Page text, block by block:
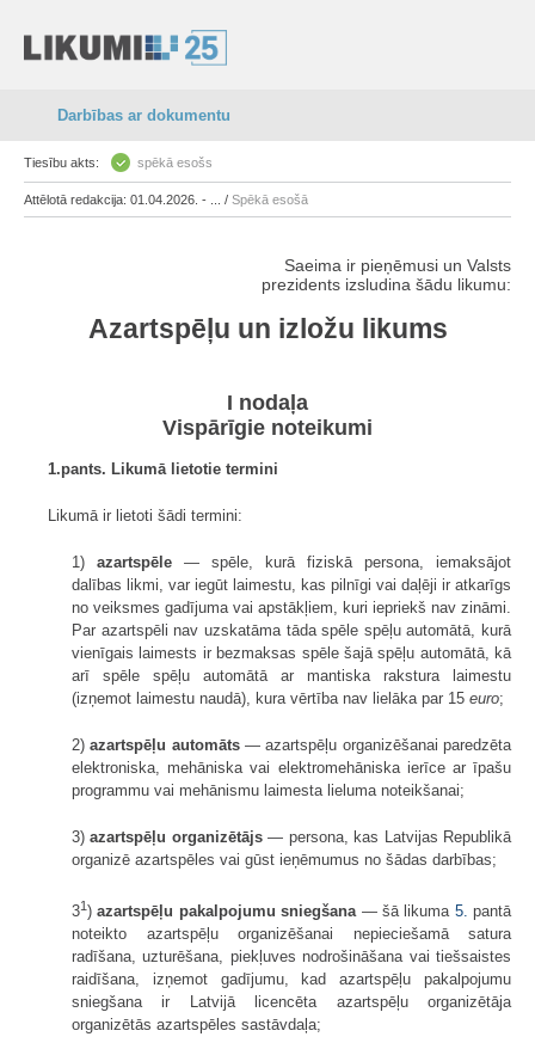
Darbības ar dokumentu
Tiesību akts: spēkā esošs
Attēlotā redakcija: 01.04.2026. - ... / Spēkā esošā
Saeima ir pieņēmusi un Valsts
prezidents izsludina šādu likumu:
Azartspēļu un izložu likums
I nodaļa
Vispārīgie noteikumi
1.pants. Likumā lietotie termini
Likumā ir lietoti šādi termini:
1) azartspēle — spēle, kurā fiziskā persona, iemaksājot
dalības likmi, var iegūt laimestu, kas pilnīgi vai daļēji ir atkarīgs
no veiksmes gadījuma vai apstākļiem, kuri iepriekš nav zināmi.
Par azartspēli nav uzskatāma tāda spēle spēļu automātā, kurā
vienīgais laimests ir bezmaksas spēle šajā spēļu automātā, kā
arī spēle spēļu automātā ar mantiska rakstura laimestu
(izņemot laimestu naudā), kura vērtība nav lielāka par 15 euro;
2)azartspēļu automāts— azartspēļu organizēšanai paredzēta
elektroniska, mehāniska vai elektromehāniska ierīce ar īpašu
programmu vai mehānismu laimesta lieluma noteikšanai;
3)azartspēļu organizētājs— persona, kas Latvijas Republikā
organizē azartspēles vai gūst ieņēmumus no šādas darbības;
31)azartspēļu pakalpojumu sniegšana— šā likuma 5. pantā
noteikto azartspēļu organizēšanai nepieciešamā satura
radīšana, uzturēšana, piekļuves nodrošināšana vai tiešsaistes
raidīšana, izņemot gadījumu, kad azartspēļu pakalpojumu
sniegšana ir Latvijā licencēta azartspēļu organizētāja
organizētās azartspēles sastāvdaļa;